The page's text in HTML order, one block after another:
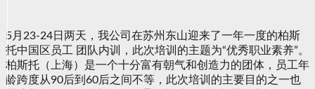
培训
5月23-24日两天，我公司在苏州东山迎来了一年一度的柏斯
托中国区员工 团队内训，此次培训的主题为“优秀职业素养”。
柏斯托（上海）是一个十分富有朝气和创造力的团体，员工年
龄跨度从90后到60后之间不等，此次培训的主要目的之一也